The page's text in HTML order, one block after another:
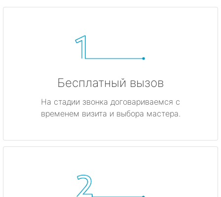
Бесплатный вызов
На стадии звонка договариваемся с
временем визита и выбора мастера.